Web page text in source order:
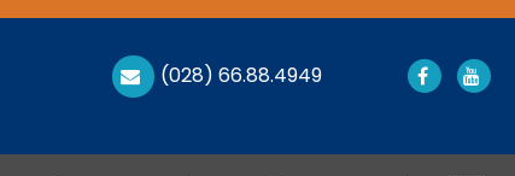
(028) 66.88.4949